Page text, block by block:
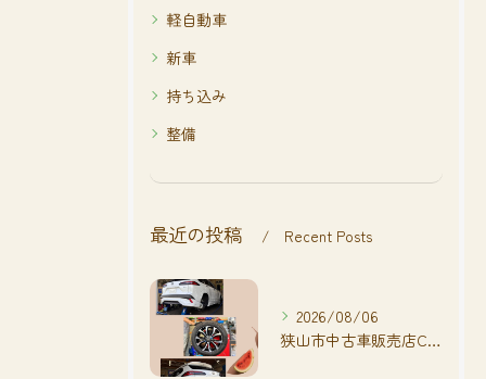
軽自動車
新車
持ち込み
整備
最近の投稿 Recent Posts
2026/08/06
狭山市中古車販売店CarShop FACT.🚗